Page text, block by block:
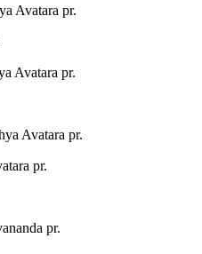
Avatara pr.
Avatara pr.
Avatara pr.
pr.
pr.